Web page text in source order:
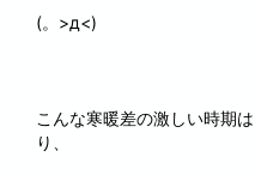
(。>д<)
こんな寒暖差の激しい時期
り、